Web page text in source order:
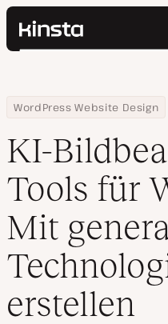
Kinsta®
Preise
Kontakt
Suchen
Home
Ressourcen Center
WordPress Website Design
KI-Bildbearbeitungs-Tools
KI-
Tools für
Mit
erstellen